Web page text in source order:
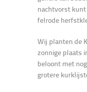
nachtvorst
felrode
Wij planten de
zonnige plaats
beloont met
grotere